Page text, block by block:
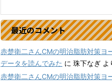
最近のコメント
赤楚衛二さんCMの明治脂肪対策ヨ
データを読んでみた に 珠下なぎ よ
赤楚衛二さんCMの明治脂肪対策ヨ